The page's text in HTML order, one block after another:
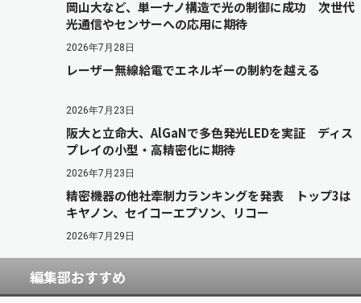
岡山大など、単一ナノ構造で光の制御に成功 次世代
光通信やセンサーへの応用に期待
2026年7月28日
レーザー無線給電でエネルギーの制約を越える
2026年7月23日
阪大と立命大、AlGaNで多色発光LEDを実証 ディス
プレイの小型・高精密化に期待
2026年7月23日
精密機器の他社牽制力ランキングを発表 トップ3は
キヤノン、セイコーエプソン、リコー
2026年7月29日
編集部おすすめ